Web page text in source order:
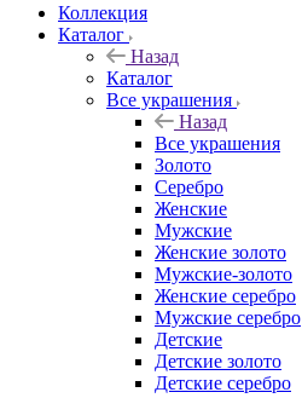
Коллекция
Каталог
Назад
Каталог
Все украшения
Назад
Все украшения
Золото
Серебро
Женские
Мужские
Женские золото
Мужские-золото
Женские серебро
Мужские серебро
Детские
Детские золото
Детские серебро